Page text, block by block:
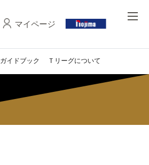
マイページ
ガイドブック Ｔリーグについて